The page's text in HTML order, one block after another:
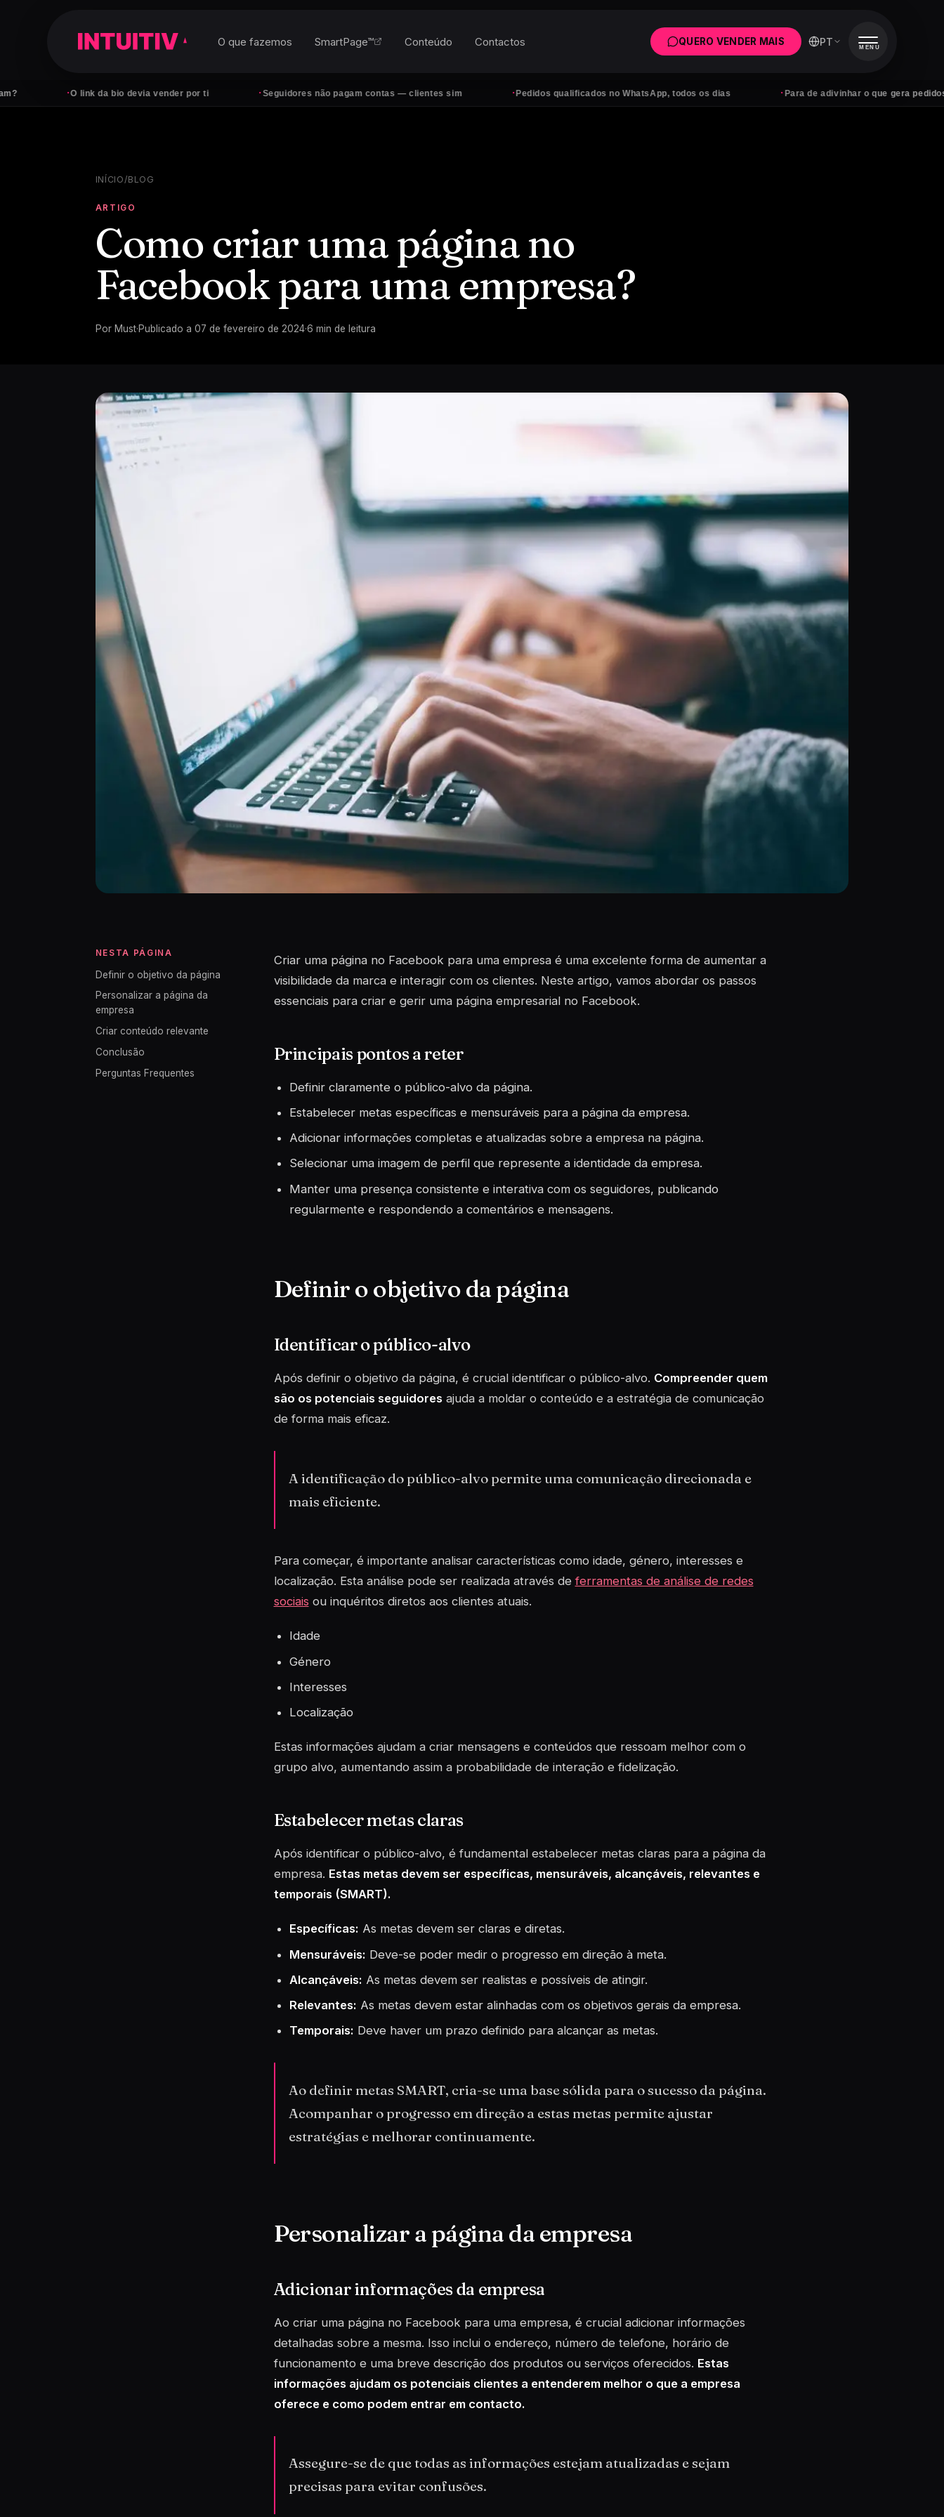
· O link da bio devia vender por ti · Seguidores não pagam contas — clientes sim · Pedidos qualificados no WhatsApp, todos os dias · Para de adivinhar o que gera pedidos
O que fazemos SmartPage™ Conteúdo Contactos QUERO VENDER MAIS PT MENU
INÍCIO/BLOG
ARTIGO
Como criar uma página no
Facebook para uma empresa?
Por Must·Publicado a 07 de fevereiro de 2024·6 min de leitura
NESTA PÁGINA
Definir o objetivo da página
Personalizar a página da
empresa
Criar conteúdo relevante
Conclusão
Perguntas Frequentes
Criar uma página no Facebook para uma empresa é uma excelente forma de aumentar a
visibilidade da marca e interagir com os clientes. Neste artigo, vamos abordar os passos
essenciais para criar e gerir uma página empresarial no Facebook.
Principais pontos a reter
Definir claramente o público-alvo da página.
Estabelecer metas específicas e mensuráveis para a página da empresa.
Adicionar informações completas e atualizadas sobre a empresa na página.
Selecionar uma imagem de perfil que represente a identidade da empresa.
Manter uma presença consistente e interativa com os seguidores, publicando
regularmente e respondendo a comentários e mensagens.
Definir o objetivo da página
Identificar o público-alvo
Após definir o objetivo da página, é crucial identificar o público-alvo. Compreender quem
são os potenciais seguidoresajuda a moldar o conteúdo e a estratégia de comunicação
de forma mais eficaz.
A identificação do público-alvo permite uma comunicação direcionada e
mais eficiente.
Para começar, é importante analisar características como idade, género, interesses e
localização. Esta análise pode ser realizada através deferramentas de análise de redes
sociais ou inquéritos diretos aos clientes atuais.
Idade
Género
Interesses
Localização
Estas informações ajudam a criar mensagens e conteúdos que ressoam melhor com o
grupo alvo, aumentando assim a probabilidade de interação e fidelização.
Estabelecer metas claras
Após identificar o público-alvo, é fundamental estabelecer metas claras para a página da
empresa. Estas metas devem ser específicas, mensuráveis, alcançáveis, relevantes e
temporais (SMART).
Específicas: As metas devem ser claras e diretas.
Mensuráveis: Deve-se poder medir o progresso em direção à meta.
Alcançáveis: As metas devem ser realistas e possíveis de atingir.
Relevantes: As metas devem estar alinhadas com os objetivos gerais da empresa.
Temporais: Deve haver um prazo definido para alcançar as metas.
Ao definir metas SMART, cria-se uma base sólida para o sucesso da página.
Acompanhar o progresso em direção a estas metas permite ajustar
estratégias e melhorar continuamente.
Personalizar a página da empresa
Adicionar informações da empresa
Ao criar uma página no Facebook para uma empresa, é crucial adicionar informações
detalhadas sobre a mesma. Isso inclui o endereço, número de telefone, horário de
funcionamento e uma breve descrição dos produtos ou serviços oferecidos. Estas
informações ajudam os potenciais clientes a entenderem melhor o que a empresa
oferece e como podem entrar em contacto.
Assegure-se de que todas as informações estejam atualizadas e sejam
precisas para evitar confusões.